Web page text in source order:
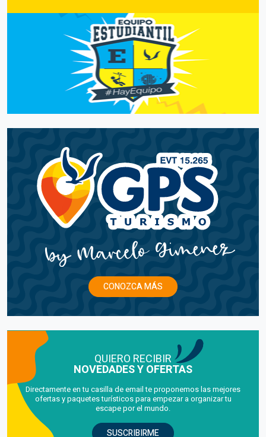
CONOZCA MÁS
QUIERO RECIBIR
NOVEDADES Y OFERTAS
Directamente en tu casilla de email te proponemos las mejores
ofertas y paquetes turísticos para empezar a organizar tu
escape por el mundo.
SUSCRIBIRME